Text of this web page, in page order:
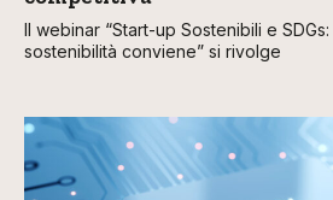
Il webinar “Start-up Sostenibili e
sostenibilità conviene” si rivolge